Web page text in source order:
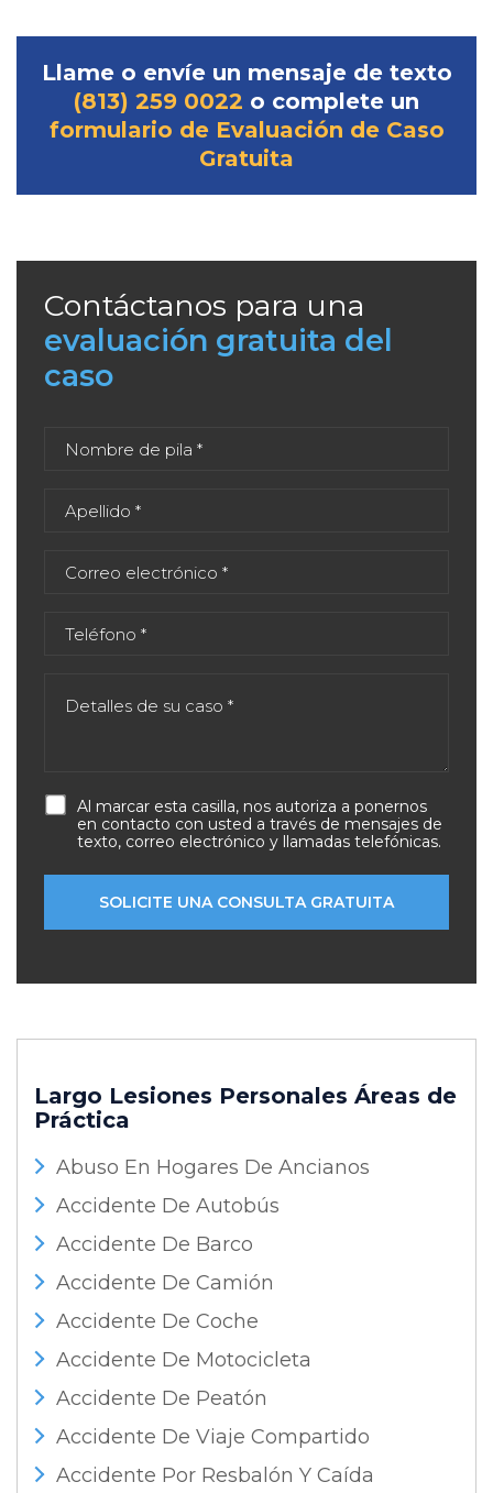
Llame o envíe un mensaje de texto
(813) 259 0022 o complete un
formulario de Evaluación de Caso
Gratuita
Contáctanos para una
evaluación gratuita del
caso
Al marcar esta casilla, nos autoriza a ponernos
en contacto con usted a través de mensajes de
texto, correo electrónico y llamadas telefónicas.
Largo Lesiones Personales Áreas de
Práctica
Abuso En Hogares De Ancianos
Accidente De Autobús
Accidente De Barco
Accidente De Camión
Accidente De Coche
Accidente De Motocicleta
Accidente De Peatón
Accidente De Viaje Compartido
Accidente Por Resbalón Y Caída